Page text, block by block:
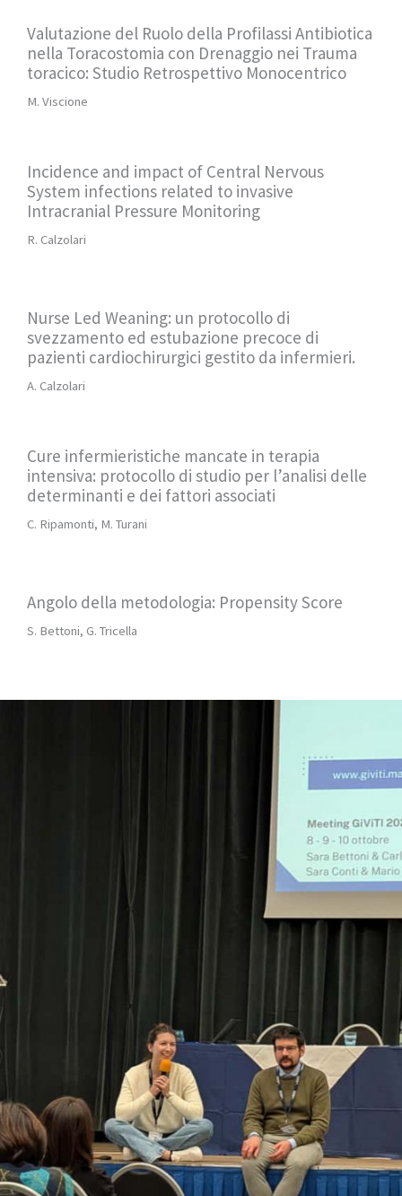
Valutazione del Ruolo della Profilassi Antibiotica
nella Toracostomia con Drenaggio nei Trauma
toracico: Studio Retrospettivo Monocentrico
M. Viscione
Incidence and impact of Central Nervous
System infections related to invasive
Intracranial Pressure Monitoring
R. Calzolari
Nurse Led Weaning: un protocollo di
svezzamento ed estubazione precoce di
pazienti cardiochirurgici gestito da infermieri.
A. Calzolari
Cure infermieristiche mancate in terapia
intensiva: protocollo di studio per l’analisi delle
determinanti e dei fattori associati
C. Ripamonti, M. Turani
Angolo della metodologia: Propensity Score
S. Bettoni, G. Tricella